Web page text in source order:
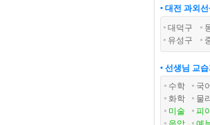
• 대전 과외선
대덕구
유성구
• 선생님 교
수학
국
화학
물리
미술
피